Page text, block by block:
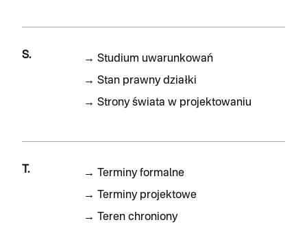
S. → Studium uwarunkowań
→ Stan prawny działki
→ Strony świata w projektowaniu
T. →
Terminy formalne
→
Terminy projektowe
→
Teren chroniony